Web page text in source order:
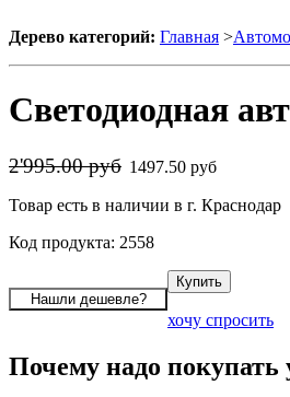
Дерево категорий: Главная >
Светодиодная
2'995.00 руб 1497.50 руб
Товар есть в наличии в г. Краснодар
Код продукта: 2558
хочу спросить
Почему надо покупать